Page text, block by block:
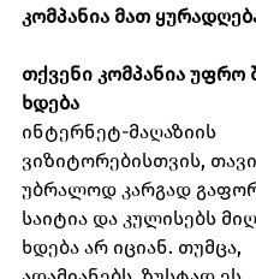
კომპანია მათ
თქვენი კომპანია უფრო
ხდება
ინტერნეტ-მაღაზიის
ვიზიტორებისთვის,
უბრალოდ კარგად
საიტია და კულისებს
ხდება არ იციან. თუმცა,